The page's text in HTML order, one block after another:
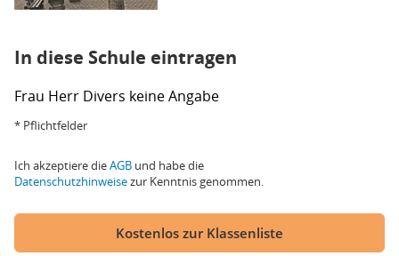
In diese Schule eintragen
Frau Herr Divers keine Angabe
* Pflichtfelder
Ich akzeptiere dieAGB und habe die
Datenschutzhinweisezur Kenntnis genommen.
Kostenlos zur Klassenliste